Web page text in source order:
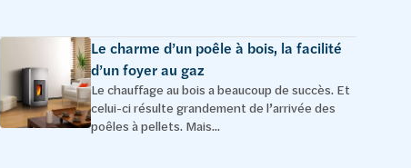
Le charme d’un poêle à bois, la facilité
d’un foyer au gaz
Le chauffage au bois a beaucoup de succès. Et
celui-ci résulte grandement de l’arrivée des
poêles à pellets. Mais...